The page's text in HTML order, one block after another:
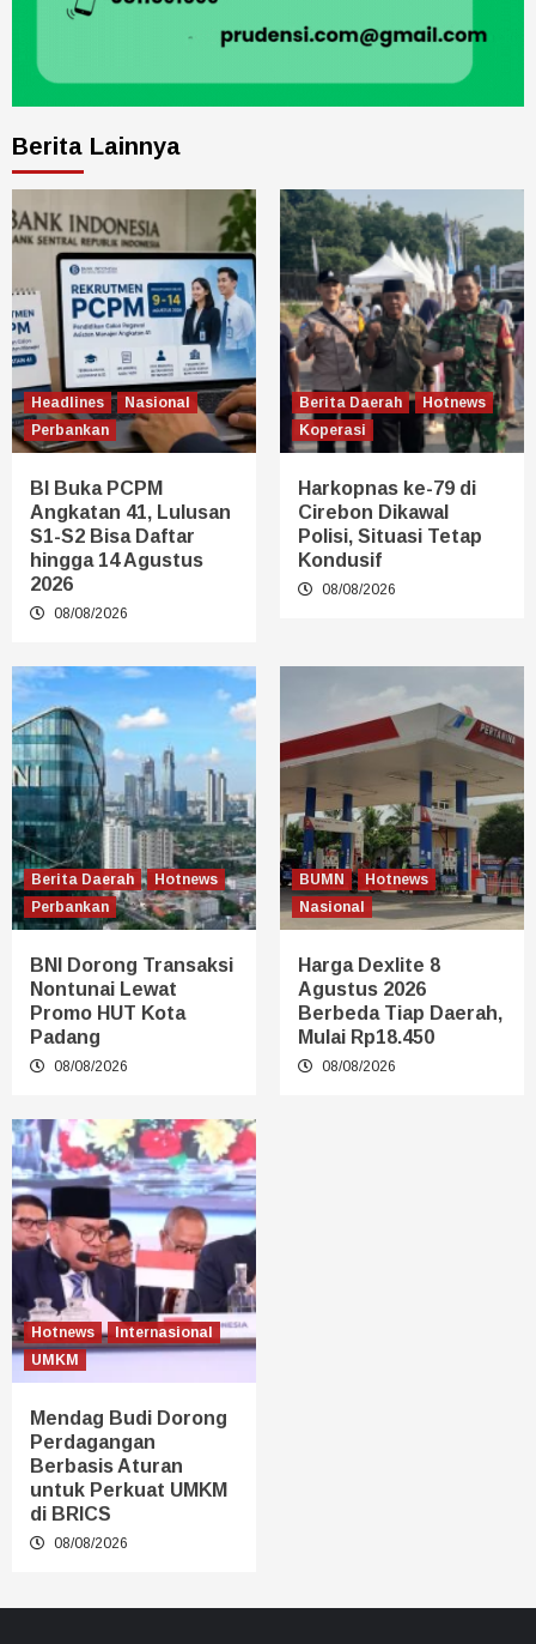
Berita Lainnya
Headlines
Nasional
Perbankan
BI Buka PCPM
Angkatan 41, Lulusan
S1-S2 Bisa Daftar
hingga 14 Agustus
2026
08/08/2026
Berita Daerah
Hotnews
Koperasi
Harkopnas ke-79 di
Cirebon Dikawal
Polisi, Situasi Tetap
Kondusif
08/08/2026
Berita Daerah
Hotnews
Perbankan
BNI Dorong Transaksi
Nontunai Lewat
Promo HUT Kota
Padang
08/08/2026
BUMN
Hotnews
Nasional
Harga Dexlite 8
Agustus 2026
Berbeda Tiap Daerah,
Mulai Rp18.450
08/08/2026
Hotnews
Internasional
UMKM
Mendag Budi Dorong
Perdagangan
Berbasis Aturan
untuk Perkuat UMKM
di BRICS
08/08/2026